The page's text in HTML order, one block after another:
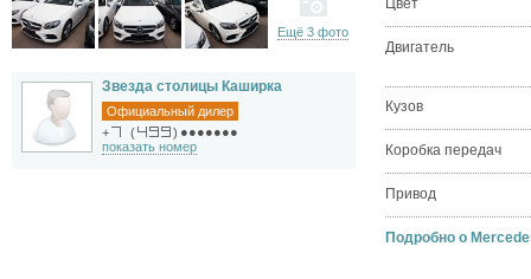
Ещё 3 фото
Звезда столицы Каширка
Официальный дилер
+
( ) ●●●●●●●
показать номер
Цвет
Двигатель
Кузов
Коробка передач
Привод
Подробно о